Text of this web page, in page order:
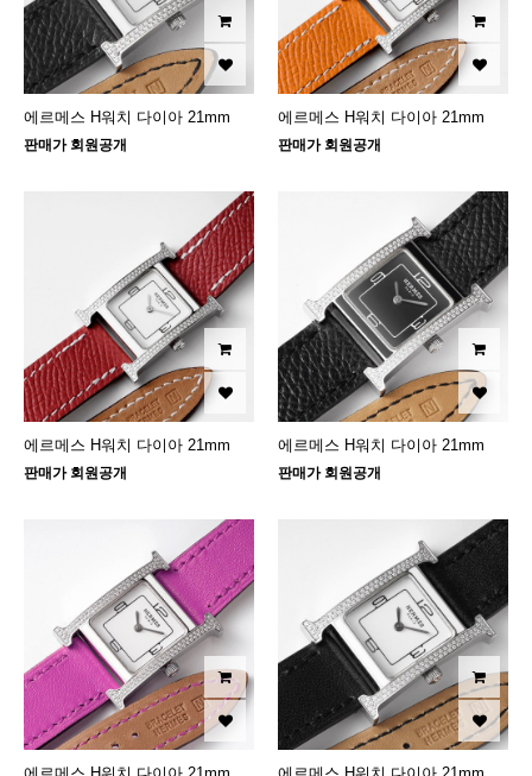
에르메스 H워치 다이아 21mm
판매가 회원공개
에르메스 H워치 다이아 21mm
판매가 회원공개
에르메스 H워치 다이아 21mm
판매가 회원공개
에르메스 H워치 다이아 21mm
판매가 회원공개